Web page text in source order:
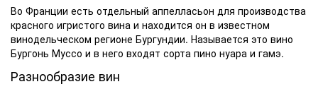
Во Франции есть отдельный аппелласьон для производства
красного игристого вина и находится он в известном
винодельческом регионе Бургундии. Называется это вино
Бургонь Муссо и в него входят сорта пино нуара и гамэ.
Разнообразие вин